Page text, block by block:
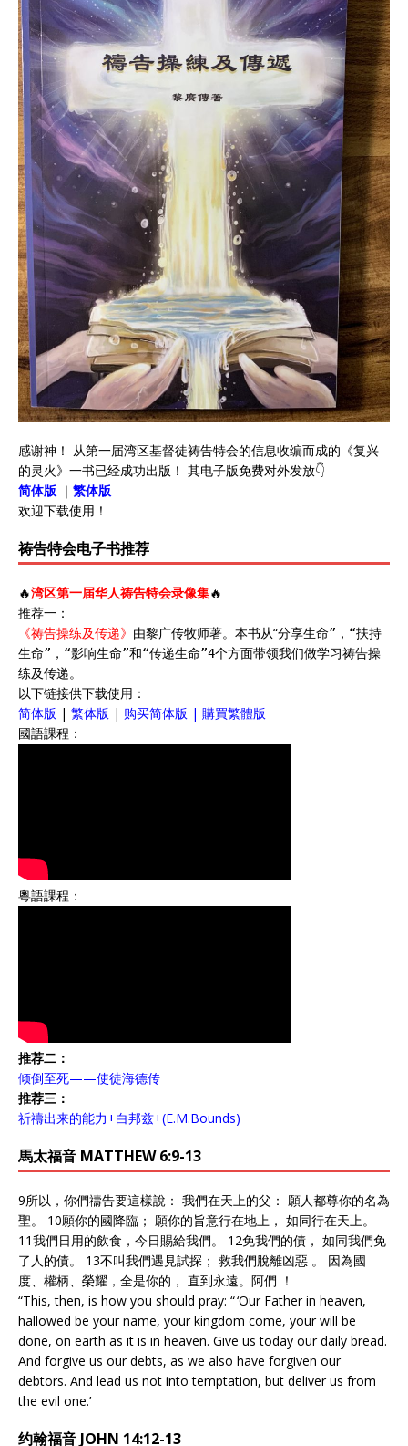
感谢神！ 从第一届湾区基督徒祷告特会的信息收编而成的《复兴
的灵火》一书已经成功出版！ 其电子版免费对外发放👇
简体版 ｜ 繁体版
欢迎下载使用！
祷告特会电子书推荐
🔥湾区第一届华人祷告特会录像集🔥
推荐一：
《祷告操练及传递》 由黎广传牧师著。本书从“分享生命”，“扶持
生命”，“影响生命”和“传递生命”4个方面带领我们做学习祷告操
练及传递。
以下链接供下载使用：
简体版 | 繁体版 | 购买简体版 | 購買繁體版
國語課程：
粵語課程：
推荐二：
倾倒至死——使徒海德传
推荐三：
祈禱出来的能力+白邦兹+(E.M.Bounds)
馬太福音 MATTHEW 6:9-13
9所以，你們禱告要這樣說： 我們在天上的父： 願人都尊你的名為
聖。 10願你的國降臨； 願你的旨意行在地上， 如同行在天上。
11我們日用的飲食，今日賜給我們。 12免我們的債， 如同我們免
了人的債。 13不叫我們遇見試探； 救我們脫離凶惡 。 因為國
度、權柄、榮耀，全是你的， 直到永遠。阿們 ！
“This, then, is how you should pray: “ ‘Our Father in heaven,
hallowed be your name, your kingdom come, your will be
done, on earth as it is in heaven. Give us today our daily bread.
And forgive us our debts, as we also have forgiven our
debtors. And lead us not into temptation, but deliver us from
the evil one.’
约翰福音 JOHN 14:12-13